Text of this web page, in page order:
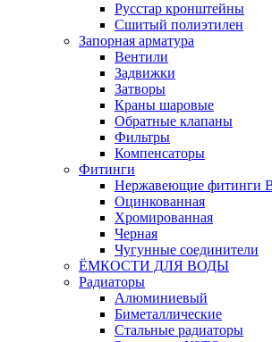
Русстар кронштейны
Сшитый полиэтилен
Запорная арматура
Вентили
Задвижки
Затворы
Краны шаровые
Обратные клапаны
Фильтры
Компенсаторы
Фитинги
Нержавеющие фитинги
Оцинкованная
Хромированная
Черная
Чугунные соединители
ЁМКОСТИ ДЛЯ ВОДЫ
Радиаторы
Алюминиевый
Биметаллические
Стальные радиаторы